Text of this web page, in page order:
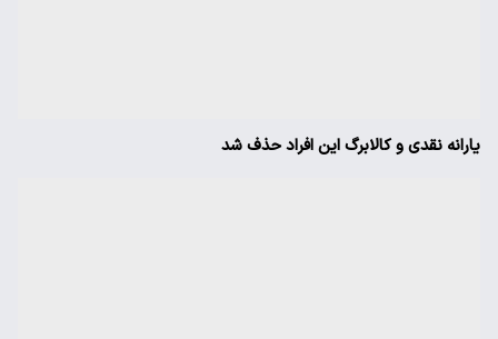
یارانه نقدی و کالابرگ این افراد حذف شد